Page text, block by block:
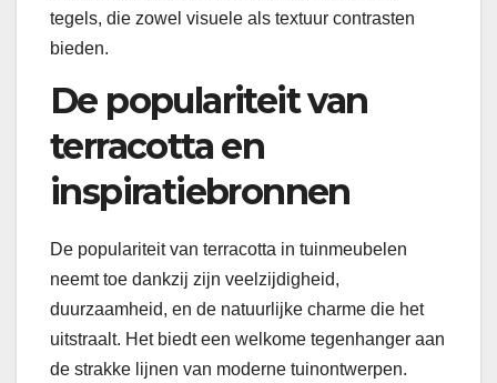
tegels, die zowel visuele als textuur contrasten
bieden.
De populariteit van
terracotta en
inspiratiebronnen
De populariteit van terracotta in tuinmeubelen
neemt toe dankzij zijn veelzijdigheid,
duurzaamheid, en de natuurlijke charme die het
uitstraalt. Het biedt een welkome tegenhanger aan
de strakke lijnen van moderne tuinontwerpen.